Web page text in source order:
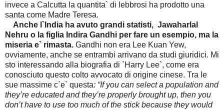
invece a Calcutta la quantita` di lebbrosi ha prodotto una
santa come Madre Teresa.
Anche l`India ha avuto grandi statisti, Jawaharlal
Nehru o la figlia Indira Gandhi per fare un esempio, ma la
miseria e` rimasta. Gandhi non era Lee Kuan Yew,
ovviamente, anche se entrambi arrivano da studi giuridici. Mi
sto interessando alla biografia di `Harry Lee`, come era
conosciuto questo colto avvocato di origine cinese. Tra le
sue massime c`e` questa: “If you can select a population and
they’re educated and they’re properly brought up, then you
don’t have to use too much of the stick because they would